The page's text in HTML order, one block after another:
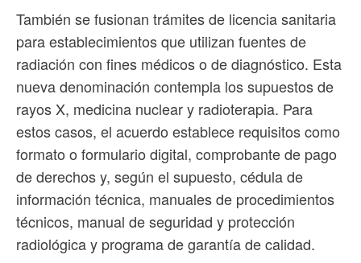
También se fusionan trámites de licencia sanitaria
para establecimientos que utilizan fuentes de
radiación con fines médicos o de diagnóstico. Esta
nueva denominación contempla los supuestos de
rayos X, medicina nuclear y radioterapia. Para
estos casos, el acuerdo establece requisitos como
formato o formulario digital, comprobante de pago
de derechos y, según el supuesto, cédula de
información técnica, manuales de procedimientos
técnicos, manual de seguridad y protección
radiológica y programa de garantía de calidad.